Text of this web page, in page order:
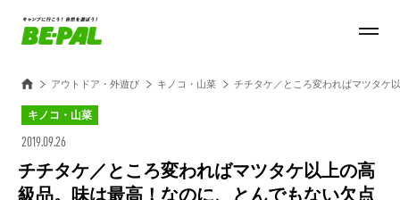
アウトドア・外遊び キノコ・山菜 チチタケ／ところ変わればマツタケ
キノコ・山菜
2019.09.26
チチタケ／ところ変わればマツタケ以上の高
級品。味は最高！なのに、とんでもない欠点